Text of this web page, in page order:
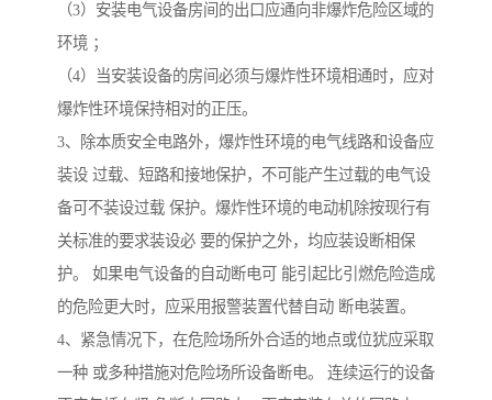
（3）安装电气设备房间的出口应通向非爆炸危险区域的
环境 ；
（4）当安装设备的房间必须与爆炸性环境相通时，应对
爆炸性环境保持相对的正压。
3、除本质安全电路外，爆炸性环境的电气线路和设备应
装设 过载、短路和接地保护，不可能产生过载的电气设
备可不装设过载 保护。爆炸性环境的电动机除按现行有
关标准的要求装设必 要的保护之外，均应装设断相保
护。 如果电气设备的自动断电可 能引起比引燃危险造成
的危险更大时，应采用报警装置代替自动 断电装置。
4、紧急情况下，在危险场所外合适的地点或位犹应采取
一种 或多种措施对危险场所设备断电。 连续运行的设备